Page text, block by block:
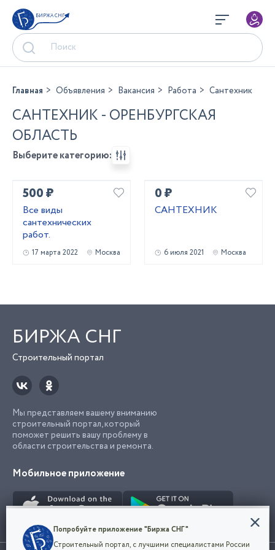
БИРЖА СНГ
Главная Объявления Вакансия Работа Сантехник
САНТЕХНИК - ОРЕНБУРГСКАЯ
ОБЛАСТЬ
Выберите категорию:
500 ₽
Все виды
сантехнических
работ.
17 марта 2022 Москва
0 ₽
САНТЕХНИК
6 июля 2021 Москва
БИРЖА СНГ
Строительный портал
Мы представляем вашему вниманию
строительный портал, который
поможет решить вашу проблему в
области строительства и ремонта.
Мобильное приложение
Конфиденциальность
Мы используем файлы cookie, чтобы сделать
Попробуйте приложение "Биржа СНГ"
Строительный портал, с лучшими специалистами России